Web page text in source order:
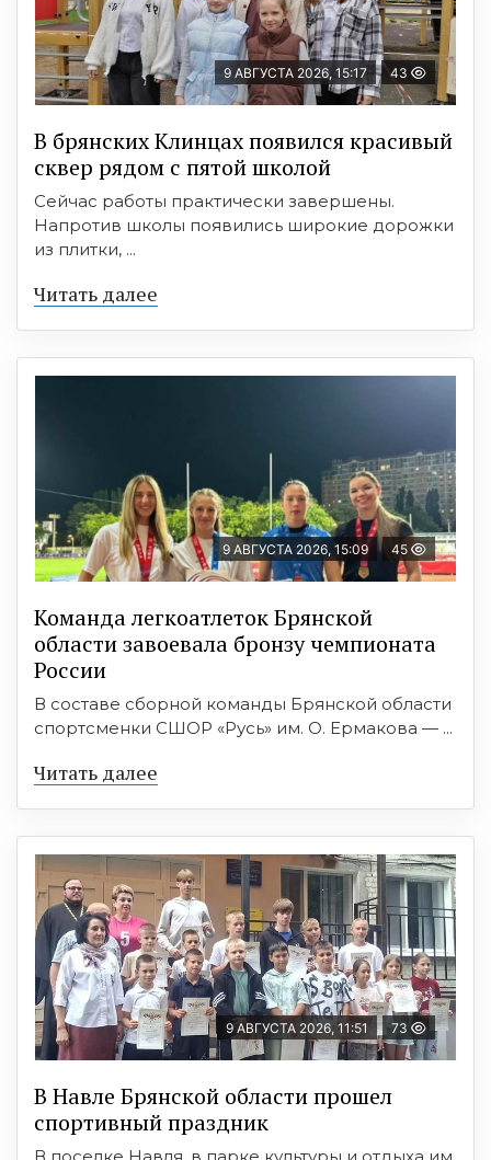
9 АВГУСТА 2026, 15:17 43
В брянских Клинцах появился красивый
сквер рядом с пятой школой
Сейчас работы практически завершены.
Напротив школы появились широкие дорожки
из плитки, ...
Читать далее
9 АВГУСТА 2026, 15:09 45
Команда легкоатлеток Брянской
области завоевала бронзу чемпионата
России
В составе сборной команды Брянской области
спортсменки СШОР «Русь» им. О. Ермакова — ...
Читать далее
9 АВГУСТА 2026, 11:51 73
В Навле Брянской области прошел
спортивный праздник
В поселке Навля, в парке культуры и отдыха им.